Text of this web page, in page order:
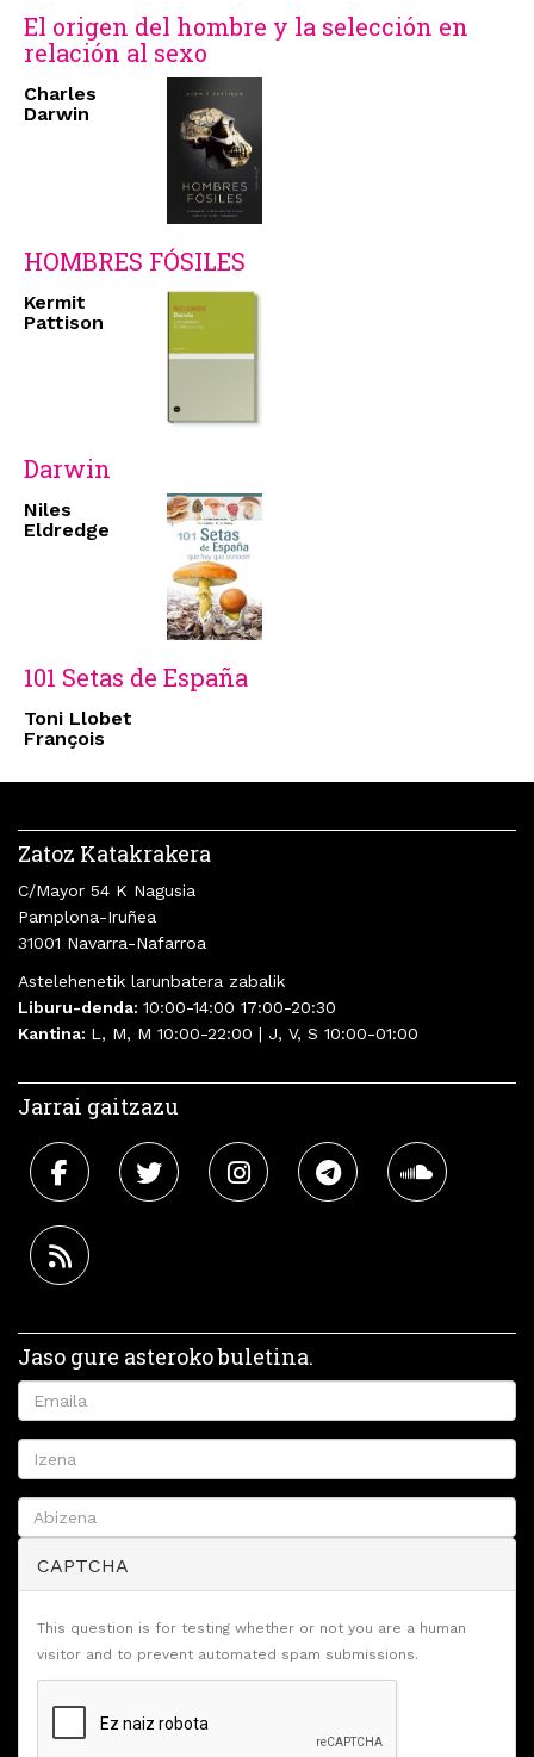
El origen del hombre y la selección en
relación al sexo
Charles
Darwin
HOMBRES FÓSILES
Kermit
Pattison
Darwin
Niles
Eldredge
101 Setas de España
Toni Llobet
François
Zatoz Katakrakera
C/Mayor 54 K Nagusia
Pamplona-Iruñea
31001 Navarra-Nafarroa
Astelehenetik larunbatera zabalik
Liburu-denda: 10:00-14:00 17:00-20:30
Kantina: L, M, M 10:00-22:00 | J, V, S 10:00-01:00
Jarrai gaitzazu
Jaso gure asteroko buletina.
CAPTCHA
This question is for testing whether or not you are a human
visitor and to prevent automated spam submissions.